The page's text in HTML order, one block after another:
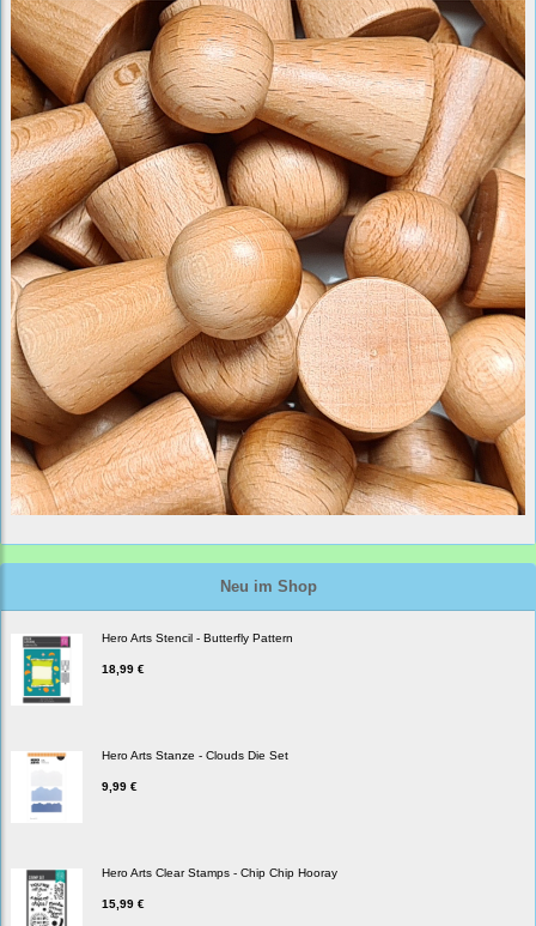
Neu im Shop
Hero Arts Stencil - Butterfly Pattern
18,99 €
Hero Arts Stanze - Clouds Die Set
9,99 €
Hero Arts Clear Stamps - Chip Chip Hooray
15,99 €